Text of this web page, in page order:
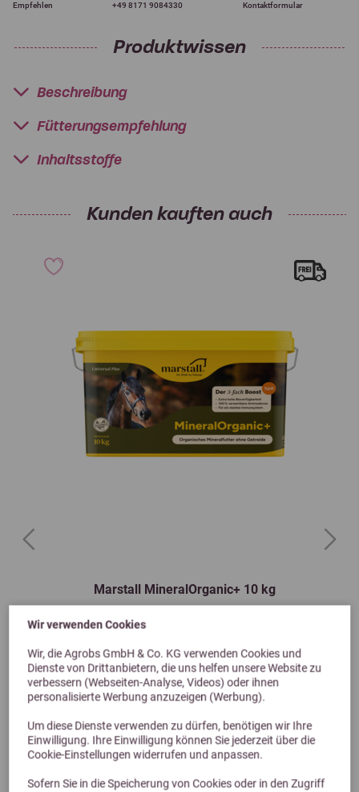
Wir verwenden Cookies
Wir, die Agrobs GmbH & Co. KG verwenden Cookies und
Dienste von Drittanbietern, die uns helfen unsere Website zu
verbessern (Webseiten-Analyse, Videos) oder ihnen
personalisierte Werbung anzuzeigen (Werbung).
Um diese Dienste verwenden zu dürfen, benötigen wir Ihre
Einwilligung. Ihre Einwilligung können Sie jederzeit über die
Cookie-Einstellungen widerrufen und anpassen.
Sofern Sie in die Speicherung von Cookies oder in den Zugriff
Empfehlen +49 8171 9084330 Kontaktformular
Produktwissen
Beschreibung
Fütterungsempfehlung
Inhaltsstoffe
Kunden kauften auch
Marstall MineralOrganic+ 10 kg
165,95 €
Previous Next